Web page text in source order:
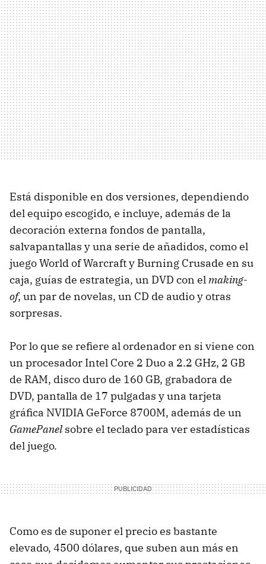
Está disponible en dos versiones, dependiendo
del equipo escogido, e incluye, además de la
decoración externa fondos de pantalla,
salvapantallas y una serie de añadidos, como el
juego World of Warcraft y Burning Crusade en su
caja, guías de estrategia, un DVD con elmaking-
of, un par de novelas, un CD de audio y otras
sorpresas.
Por lo que se refiere al ordenador en si viene con
un procesador Intel Core 2 Duo a 2.2 GHz, 2 GB
de RAM, disco duro de 160 GB, grabadora de
DVD, pantalla de 17 pulgadas y una tarjeta
gráfica NVIDIA GeForce 8700M, además de un
GamePanelsobre el teclado para ver estadísticas
del juego.
Como es de suponer el precio es bastante
elevado, 4500 dólares, que suben aun más en